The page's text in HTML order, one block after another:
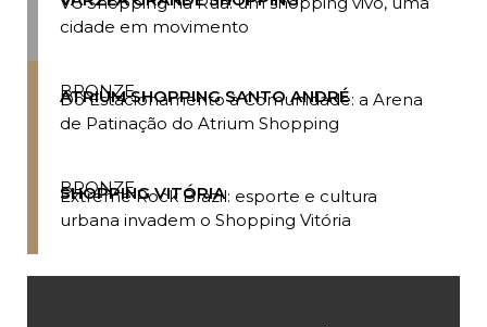
cidade em movimento
BRONZE
ATRIUM SHOPPING SANTO ANDRÉ
Do Estacionamento à Comunidade: a Arena
de Patinação do Atrium Shopping
BRONZE
SHOPPING VITÓRIA
Extreme Rock Brazil: esporte e cultura
urbana invadem o Shopping Vitória